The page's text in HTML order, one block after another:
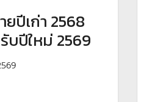
ปีเก่า 2568
บปีใหม่ 2569